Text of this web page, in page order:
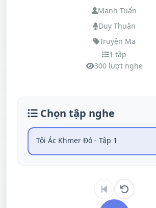
Mạnh Tuấn
Duy Thuận
Truyện Ma
1 tập
300 lượt nghe
Chọn tập nghe
Tội Ác Khmer Đỏ - Tập 1